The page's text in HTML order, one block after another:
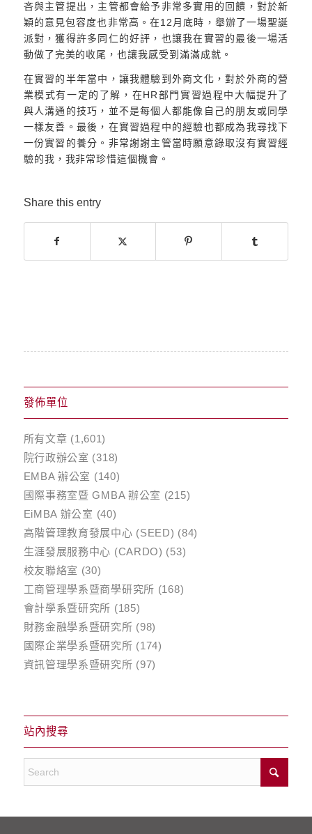
吝與主管提出，主管都會給予非常多實用的回饋，對於新
穎的意見包容度也非常高。在12月底時，舉辦了一場聖誕
派對，獲得許多同仁的好評，也讓我在實習的最後一場活
動做了完美的收尾，也讓我感受到滿滿成就。
在實習的半年當中，讓我體驗到外商文化，對於外商的營
業模式有一定的了解，在HR部門實習過程中大幅提升了
與人溝通的技巧，並不是每個人都能像自己的朋友或同學
一樣友善。最後，在實習過程中的經驗也都成為我尋找下
一份實習的養分。非常謝謝主管當時願意錄取沒有實習經
驗的我，我非常珍惜這個機會。
Share this entry
發佈單位
所有文章 (1,601)
院行政辦公室 (318)
EMBA 辦公室 (140)
國際事務室暨 GMBA 辦公室 (215)
EiMBA 辦公室 (40)
高階管理教育發展中心 (SEED) (84)
生涯發展服務中心 (CARDO) (53)
校友聯絡室 (30)
工商管理學系暨商學研究所 (168)
會計學系暨研究所 (185)
財務金融學系暨研究所 (98)
國際企業學系暨研究所 (174)
資訊管理學系暨研究所 (97)
站內搜尋